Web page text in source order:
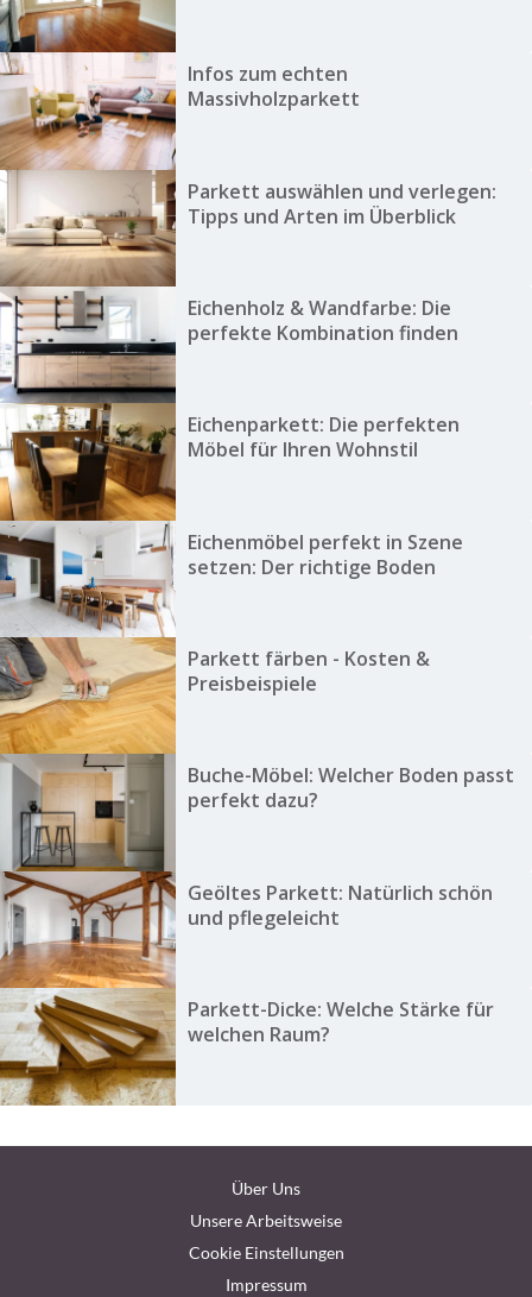
Infos zum echten
Massivholzparkett
Parkett auswählen und verlegen:
Tipps und Arten im Überblick
Eichenholz & Wandfarbe: Die
perfekte Kombination finden
Eichenparkett: Die perfekten
Möbel für Ihren Wohnstil
Eichenmöbel perfekt in Szene
setzen: Der richtige Boden
Parkett färben - Kosten &
Preisbeispiele
Buche-Möbel: Welcher Boden passt
perfekt dazu?
Geöltes Parkett: Natürlich schön
und pflegeleicht
Parkett-Dicke: Welche Stärke für
welchen Raum?
Über Uns
Unsere Arbeitsweise
Cookie Einstellungen
Impressum